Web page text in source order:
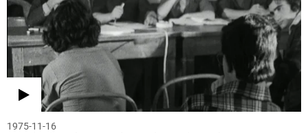
1975-11-16